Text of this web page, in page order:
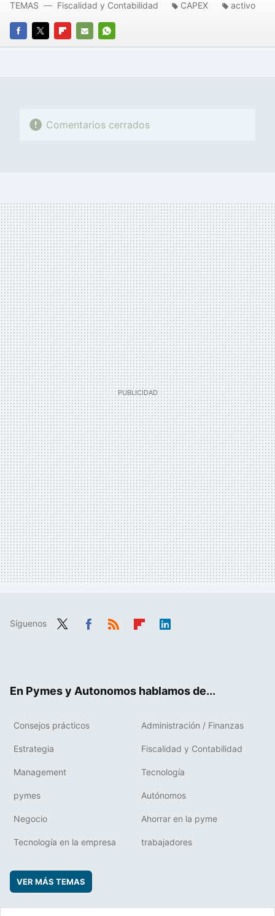
FACEBOOK
TWITTERFLIPBOARD
E-
WHATSAPP
TEMAS Fiscalidad y Contabilidad CAPEX activo
Comentarios cerrados
Síguenos
En Pymes y Autonomos hablamos de...
Consejos prácticos Administración / Finanzas
Estrategia Fiscalidad y Contabilidad
Management Tecnología
pymes Autónomos
Negocio Ahorrar en la pyme
Tecnología en la empresa trabajadores
VER MÁS TEMAS